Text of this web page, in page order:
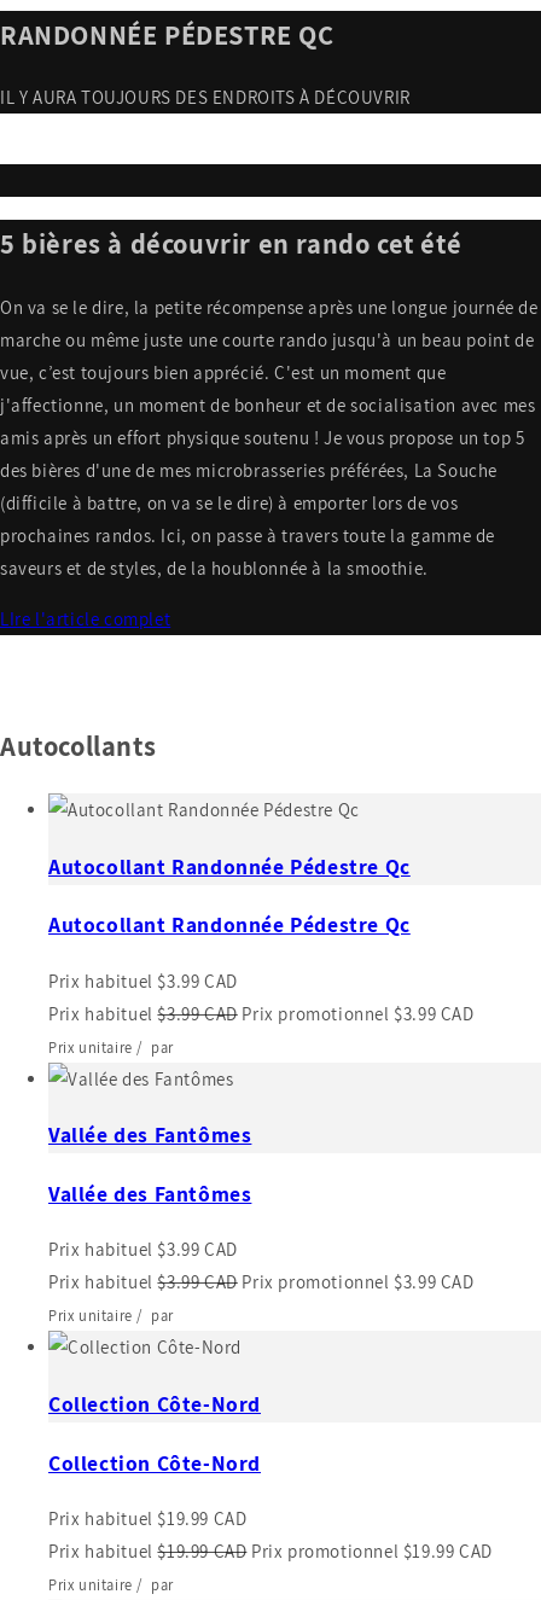
RANDONNÉE PÉDESTRE QC
IL Y AURA TOUJOURS DES ENDROITS À DÉCOUVRIR
5 bières à découvrir en rando cet été
On va se le dire, la petite récompense après une longue journée de
marche ou même juste une courte rando jusqu'à un beau point de
vue, c’est toujours bien apprécié. C'est un moment que
j'affectionne, un moment de bonheur et de socialisation avec mes
amis après un effort physique soutenu ! Je vous propose un top 5
des bières d'une de mes microbrasseries préférées, La Souche
(difficile à battre, on va se le dire) à emporter lors de vos
prochaines randos. Ici, on passe à travers toute la gamme de
saveurs et de styles, de la houblonnée à la smoothie.
LIre l'article complet
Autocollants
Autocollant Randonnée Pédestre Qc
Autocollant Randonnée Pédestre Qc
Prix habituel $3.99 CAD
Prix habituel $3.99 CAD Prix promotionnel $3.99 CAD
Prix unitaire / par
Vallée des Fantômes
Vallée des Fantômes
Prix habituel $3.99 CAD
Prix habituel $3.99 CAD Prix promotionnel $3.99 CAD
Prix unitaire / par
Collection Côte-Nord
Collection Côte-Nord
Prix habituel $19.99 CAD
Prix habituel $19.99 CAD Prix promotionnel $19.99 CAD
Prix unitaire / par